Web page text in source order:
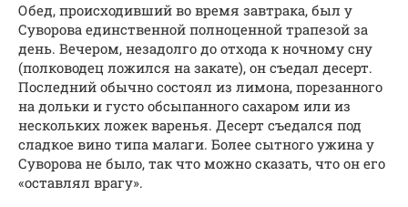
Обед, происходивший во время завтрака, был у
Суворова единственной полноценной трапезой за
день. Вечером, незадолго до отхода к ночному сну
(полководец ложился на закате), он съедал десерт.
Последний обычно состоял из лимона, порезанного
на дольки и густо обсыпанного сахаром или из
нескольких ложек варенья. Десерт съедался под
сладкое вино типа малаги. Более сытного ужина у
Суворова не было, так что можно сказать, что он его
«оставлял врагу».